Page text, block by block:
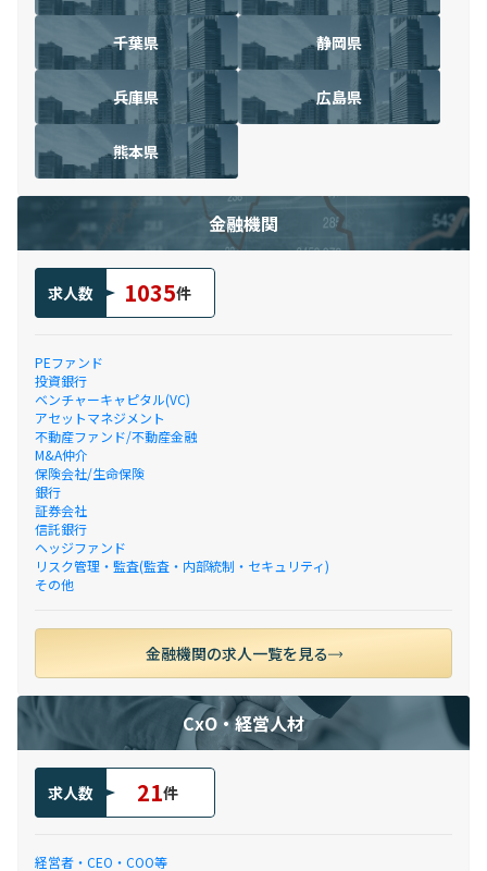
千葉県 静岡県
兵庫県 広島県
熊本県
金融機関
求人数 1035件
PEファンド
投資銀行
ベンチャーキャピタル(VC)
アセットマネジメント
不動産ファンド/不動産金融
M&A仲介
保険会社/生命保険
銀行
証券会社
信託銀行
ヘッジファンド
リスク管理・監査(監査・内部統制・セキュリティ)
その他
金融機関の求人一覧を見る
CxO・経営人材
求人数 21件
経営者・CEO・COO等